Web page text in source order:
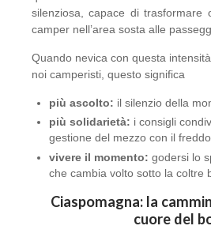
silenziosa, capace di trasformare
camper nell’area sosta alle
Quando nevica con questa
noi camperisti, questo significa
più ascolto: il silenzio della
più solidarietà: i consigli
gestione del mezzo con il
vivere il momento: godersi lo
che cambia volto sotto la coltre
Ciaspomagna: la
cuore del